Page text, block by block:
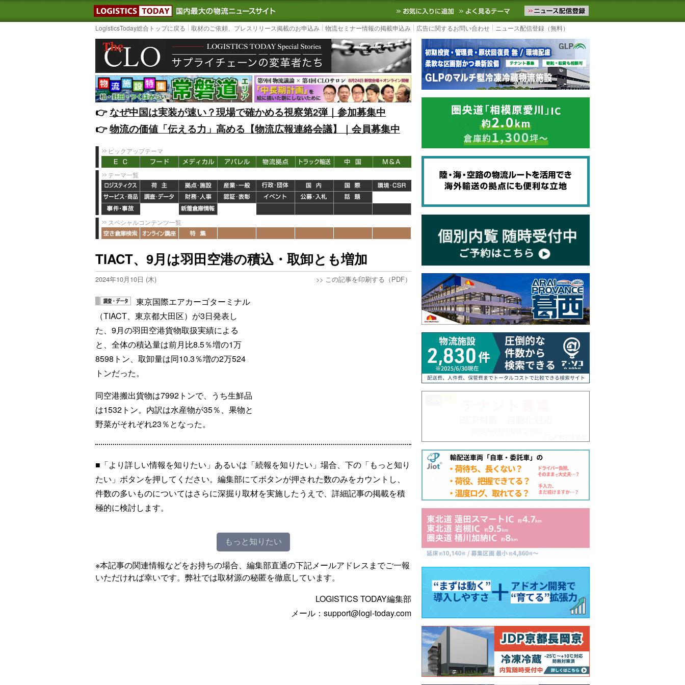
LOGISTICS TODAY｜国内最大の物流ニュースサイト3PL, SCMなど国内外の最新の物流ニュースをお届けします。物流ニュースメール配信を登録す
お気に入りに追加 よく見るテーマ
LogisticsToday総合トップに戻る 取材のご依頼、プレスリリース掲載のお申込み 物流セミナー情報の掲載申込み 広告に関するお問い合わせ ニュース配信登録（無料）
👉️なぜ中国は実装が速い？現場で確かめる視察第2弾｜参加募集中
👉️物流の価値「伝える力」高める【物流広報連絡会議】｜会員募集中
ピックアップテーマ
テーマ一覧
スペシャルコンテンツ一覧
TIACT、9月は羽田空港の積込・取卸とも増加
2024年10月10日 (木) >> この記事を印刷する（PDF）
東京国際エアカーゴターミナル
（TIACT、東京都大田区）が3日発表し
た、9月の羽田空港貨物取扱実績による
と、全体の積込量は前月比8.5％増の1万
8598トン、取卸量は同10.3％増の2万524
トンだった。
同空港搬出貨物は7992トンで、うち生鮮品
は1532トン。内訳は水産物が35％、果物と
野菜がそれぞれ23％となった。
■「より詳しい情報を知りたい」あるいは「続報を知りたい」場合、下の「もっと知り
たい」ボタンを押してください。編集部にてボタンが押された数のみをカウントし、
件数の多いものについてはさらに深掘り取材を実施したうえで、詳細記事の掲載を積
極的に検討します。
もっと知りたい
※本記事の関連情報などをお持ちの場合、編集部直通の下記メールアドレスまでご一報
いただければ幸いです。弊社では取材源の秘匿を徹底しています。
LOGISTICS TODAY編集部
メール：support@logi-today.com